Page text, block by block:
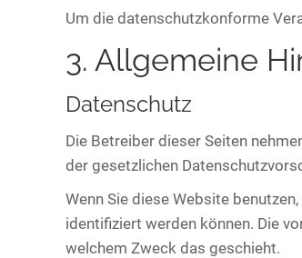
Um die datenschutzkonforme
3. Allgemeine
Datenschutz
Die Betreiber dieser Seiten
der gesetzlichen
Wenn Sie diese Website
identifiziert werden können. Die
welchem Zweck das geschieht.